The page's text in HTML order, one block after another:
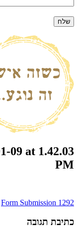
09 at 1.42.03
PM
ניווט
Form Submission 1292
כתיבת תגובה